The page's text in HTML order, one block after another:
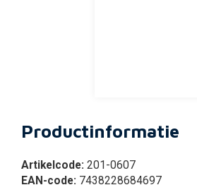
Productinformatie
Artikelcode: 201-0607
EAN-code: 7438228684697